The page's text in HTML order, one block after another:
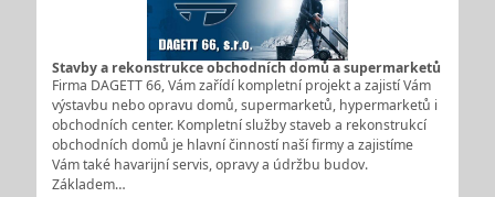
Stavby a rekonstrukce obchodních domů a supermarketů
Firma DAGETT 66, Vám zařídí kompletní projekt a zajistí Vám
výstavbu nebo opravu domů, supermarketů, hypermarketů i
obchodních center. Kompletní služby staveb a rekonstrukcí
obchodních domů je hlavní činností naší firmy a zajistíme
Vám také havarijní servis, opravy a údržbu budov.
Základem…